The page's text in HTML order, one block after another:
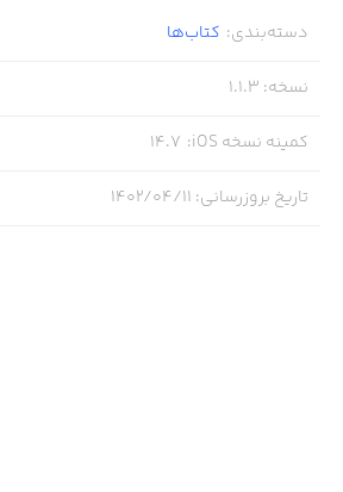
دسته‌بندی: کتاب‌ها
نسخه:
1.1.3
کمینه نسخه iOS :
14.7
تاریخ بروزرسانی: ۱۴۰۲/۰۴/۱۱